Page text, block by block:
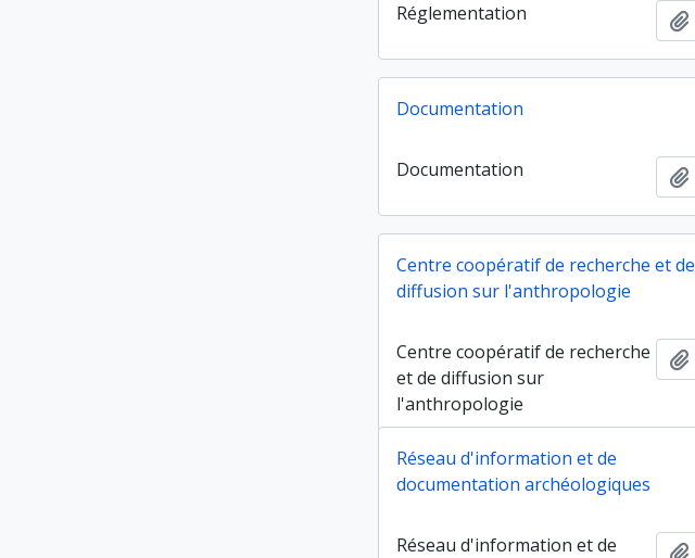
Réglementation
Documentation
Documentation
Centre coopératif de recherche et de
diffusion sur l'anthropologie
Centre coopératif de recherche
et de diffusion sur
l'anthropologie
Réseau d'information et de
documentation archéologiques
Réseau d'information et de